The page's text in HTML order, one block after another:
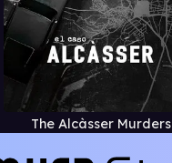
The Alcàsser Murders